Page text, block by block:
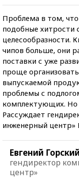
Проблема в том,
подобные хитрости
целесообразности.
чипов больше, они
поставки с уже
проще
выпускаемой
проблемы с
комплектующих. Но
Рассуждает
инженерный центр»
Евгений Горский
гендиректор
центр»